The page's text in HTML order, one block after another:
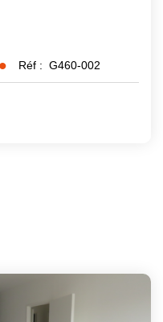
Réf : G460-002